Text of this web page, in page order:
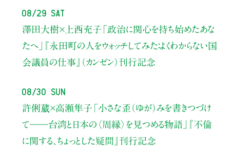
08/29 Sat
澤田大樹×上西充子 「政治に関心を持ち始めたあな
たへ」
『永田町の人をウォッチしてみた：よくわからない国
会議員の仕事』（カンゼン）刊行記念
08/30 Sun
許俐葳×高瀬隼子 「小さな歪（ゆが）みを書きつづけ
て――台湾と日本の〈周縁〉を見つめる物語」
『不倫
に関する、ちょっとした疑問』刊行記念